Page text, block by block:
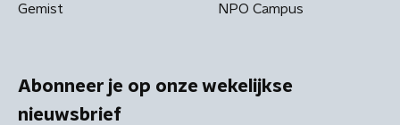
Gemist NPO Campus
Abonneer je op onze wekelijkse
nieuwsbrief